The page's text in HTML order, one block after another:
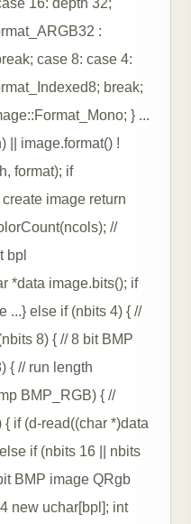
16: depth 32;
:
case 8: case 4:
break;
} ...
|| image.format() !
format); if
image return
//
bpl
*data image.bits(); if
...} else if (nbits 4) { //
8) { // 8 bit BMP
{ // run length
BMP_RGB) { //
if (d-read((char *)data
if (nbits 16 || nbits
BMP image QRgb
new uchar[bpl]; int